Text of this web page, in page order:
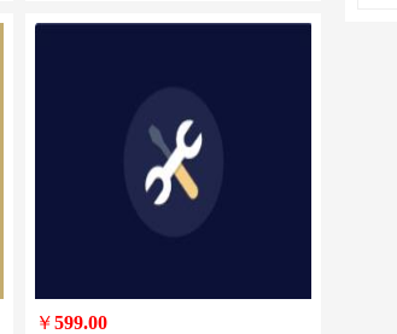
餐饮点餐系统 2.0.12 高级授权版 带文档
￥599.00